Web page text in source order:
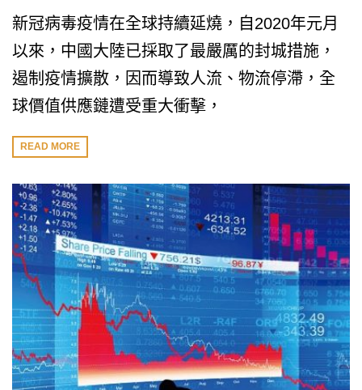
新冠病毒疫情在全球持續延燒，自2020年元月
以來，中國大陸已採取了最嚴厲的封城措施，
遏制疫情擴散，因而導致人流、物流停滯，全
球價值供應鏈遭受重大衝擊，
READ MORE